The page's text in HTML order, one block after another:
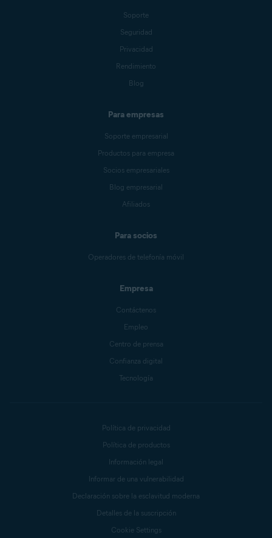
Soporte
Seguridad
Privacidad
Rendimiento
Blog
Para empresas
Soporte empresarial
Productos para empresa
Socios empresariales
Blog empresarial
Afiliados
Para socios
Operadores de telefonía móvil
Empresa
Contáctenos
Empleo
Centro de prensa
Confianza digital
Tecnología
Política de privacidad
Política de productos
Información legal
Informar de una vulnerabilidad
Declaración sobre la esclavitud moderna
Detalles de la suscripción
Cookie Settings